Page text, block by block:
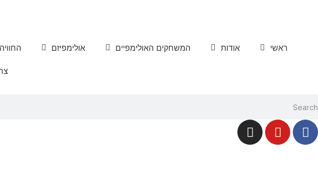
ראשי אודות המשחקים האולימפיים אולימפיזם